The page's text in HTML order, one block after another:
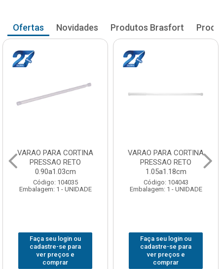
Ofertas Novidades Produtos Brasfort
VARAO PARA CORTINA
PRESSAO RETO
0.90a1.03cm
Código: 104035
Embalagem: 1 - UNIDADE
Faça seu login ou
cadastre-se para
ver preços e
comprar
VARAO PARA CORTINA
PRESSAO RETO
1.05a1.18cm
Código: 104043
Embalagem: 1 - UNIDADE
Faça seu login ou
cadastre-se para
ver preços e
comprar